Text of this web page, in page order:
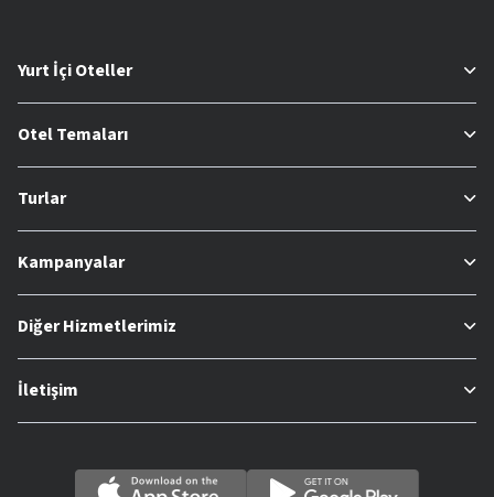
Yurt İçi Oteller
Otel Temaları
Turlar
Kampanyalar
Diğer Hizmetlerimiz
İletişim